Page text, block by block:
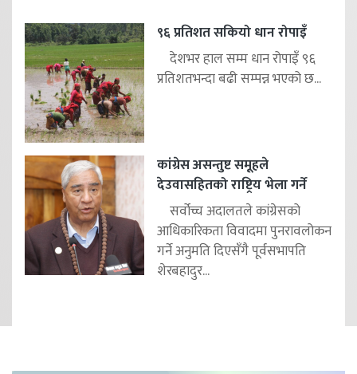
९६ प्रतिशत सकियो धान रोपाइँ
देशभर हाल सम्म धान रोपाइँ ९६
प्रतिशतभन्दा बढी सम्पन्न भएको छ...
कांग्रेस असन्तुष्ट समूहले
देउवासहितको राष्ट्रिय भेला गर्ने
सर्वोच्च अदालतले कांग्रेसको
आधिकारिकता विवादमा पुनरावलोकन
गर्ने अनुमति दिएसँगै पूर्वसभापति
शेरबहादुर...